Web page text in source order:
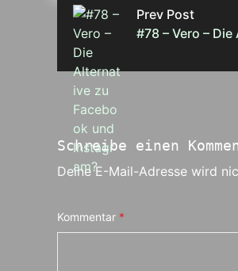
Prev Post
#78 – Vero –
Schreibe einen
Deine E-Mail-Adresse wird
Kommentar *